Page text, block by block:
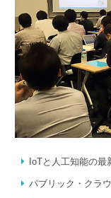
IoTと人工知能の
パブリック・クラ